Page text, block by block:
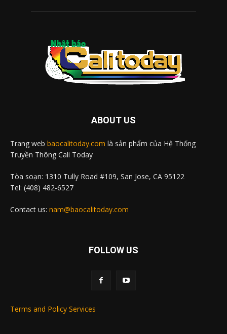
ABOUT US
Trang web baocalitoday.com là sản phẩm của Hệ Thống
Truyền Thông Cali Today
Tòa soạn: 1310 Tully Road #109, San Jose, CA 95122
Tel: (408) 482-6527
Contact us: nam@baocalitoday.com
FOLLOW US
Terms and Policy Services